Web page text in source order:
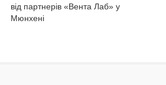
від партнерів «Вента Лаб» у
Мюнхені